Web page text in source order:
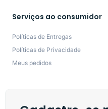
Serviços ao consumidor
Políticas de Entregas
Políticas de Privacidade
Meus pedidos